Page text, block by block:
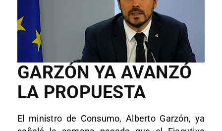
GARZÓN YA AVANZÓ
LA PROPUESTA
El ministro de Consumo, Alberto Garzón, ya